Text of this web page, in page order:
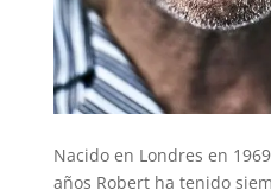
Nacido en Londres en
años Robert ha tenido